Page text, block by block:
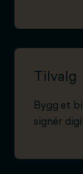
Tilvalg
Bygg et
signér